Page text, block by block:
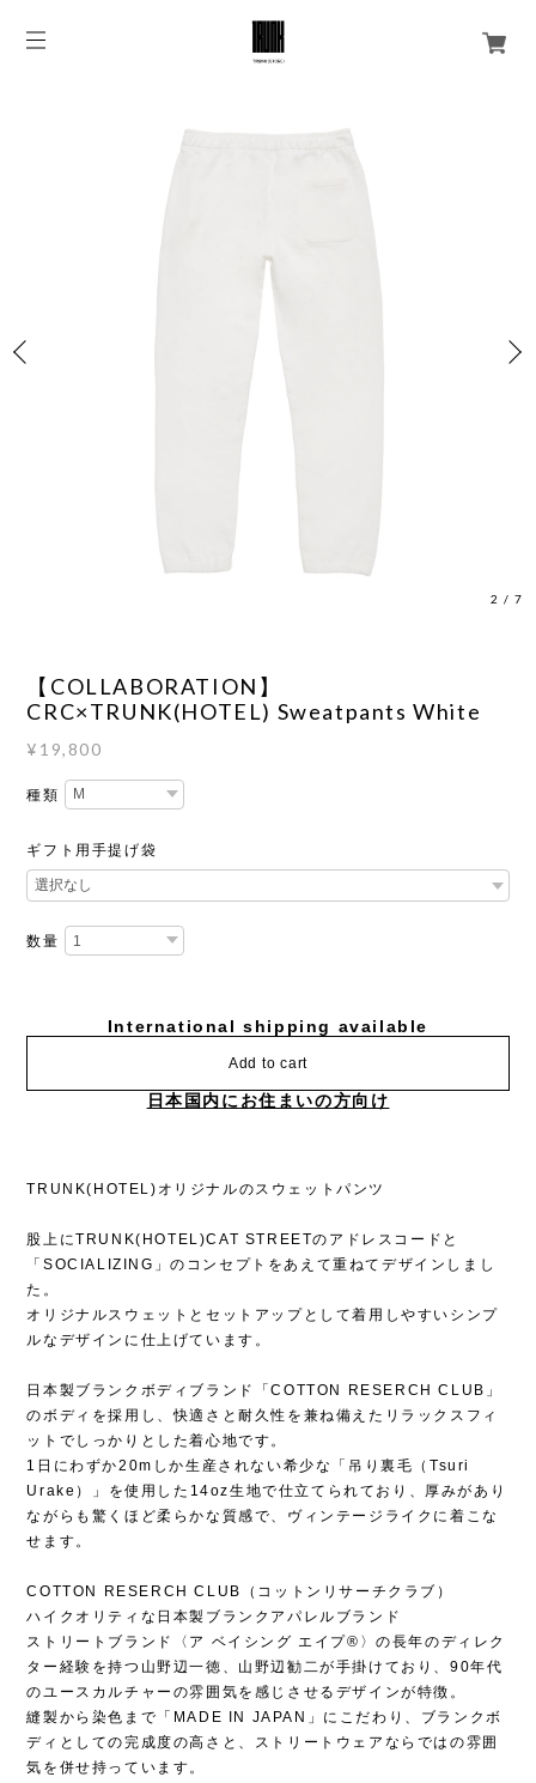
2 /7
【COLLABORATION】
CRC×TRUNK(HOTEL) Sweatpants White
¥19,800
種類
ギフト用手提げ袋
数量
International shipping available
Add to cart
日本国内にお住まいの方向け
TRUNK(HOTEL)オリジナルのスウェットパンツ
股上にTRUNK(HOTEL)CAT STREETのアドレスコードと
「SOCIALIZING」のコンセプトをあえて重ねてデザインしまし
た。
オリジナルスウェットとセットアップとして着用しやすいシンプ
ルなデザインに仕上げています。
日本製ブランクボディブランド「COTTON RESERCH CLUB」
のボディを採用し、快適さと耐久性を兼ね備えたリラックスフィ
ットでしっかりとした着心地です。
1日にわずか20mしか生産されない希少な「吊り裏毛（Tsuri
Urake）」を使用した14oz生地で仕立てられており、厚みがあり
ながらも驚くほど柔らかな質感で、ヴィンテージライクに着こな
せます。
COTTON RESERCH CLUB（コットンリサーチクラブ）
ハイクオリティな日本製ブランクアパレルブランド
ストリートブランド〈ア ベイシング エイプ®〉の長年のディレク
ター経験を持つ山野辺一徳、山野辺勧二が手掛けており、90年代
のユースカルチャーの雰囲気を感じさせるデザインが特徴。
縫製から染色まで「MADE IN JAPAN」にこだわり、ブランクボ
ディとしての完成度の高さと、ストリートウェアならではの雰囲
気を併せ持っています。